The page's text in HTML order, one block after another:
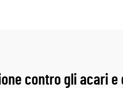
contro gli acari e